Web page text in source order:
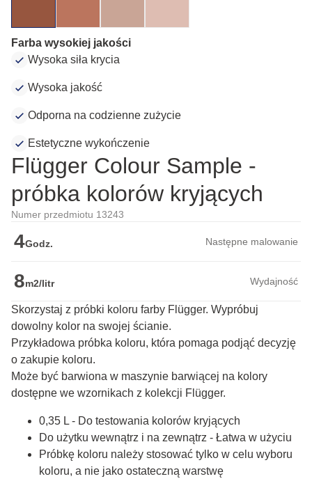
Farba wysokiej jakości
Wysoka siła krycia
Wysoka jakość
Odporna na codzienne zużycie
Estetyczne wykończenie
Flügger Colour Sample -
próbka kolorów kryjących
Numer przedmiotu 13243
4Godz. Następne malowanie
8m2/litr Wydajność
Skorzystaj z próbki koloru farby Flügger. Wypróbuj
dowolny kolor na swojej ścianie.
Przykładowa próbka koloru, która pomaga podjąć decyzję
o zakupie koloru.
Może być barwiona w maszynie barwiącej na kolory
dostępne we wzornikach z kolekcji Flügger.
0,35 L - Do testowania kolorów kryjących
Do użytku wewnątrz i na zewnątrz - Łatwa w użyciu
Próbkę koloru należy stosować tylko w celu wyboru
koloru, a nie jako ostateczną warstwę